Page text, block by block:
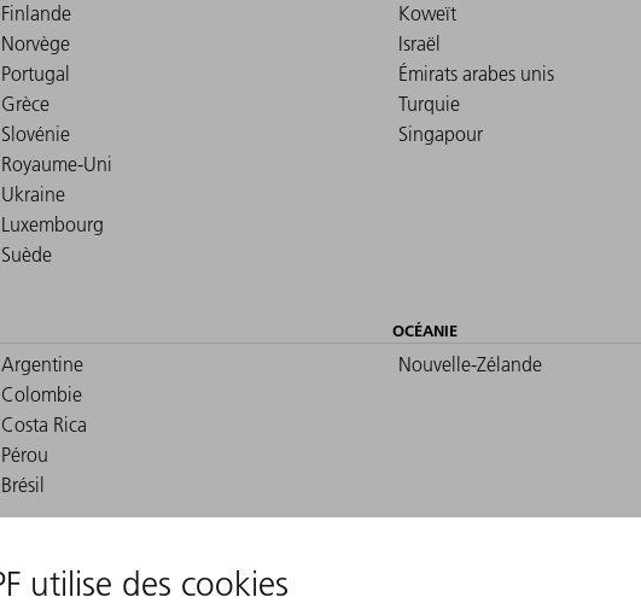
Finlande
Norvège
Portugal
Grèce
Slovénie
Royaume-Uni
Ukraine
Luxembourg
Suède
Koweït
Israël
Émirats arabes unis
Turquie
Singapour
Argentine
Colombie
Costa Rica
Pérou
Brésil
OCÉANIE
Nouvelle-Zélande
Maroc